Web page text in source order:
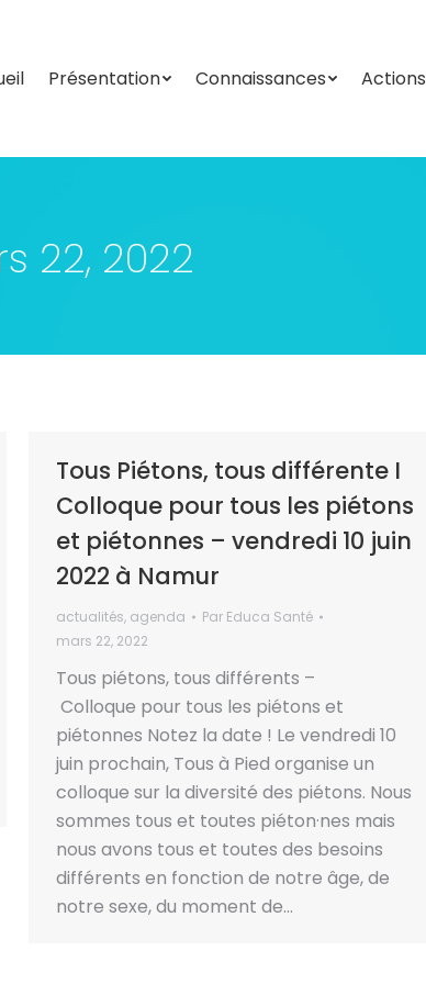
Présentation Connaissances Actions
22, 2022
Tous Piétons, tous différente I
Colloque pour tous les piétons
et piétonnes – vendredi 10 juin
2022 à Namur
actualités, agenda Par Educa Santé
mars 22, 2022
Tous piétons, tous différents –
Colloque pour tous les piétons et
piétonnes Notez la date ! Le vendredi 10
juin prochain, Tous à Pied organise un
colloque sur la diversité des piétons. Nous
sommes tous et toutes piéton·nes mais
nous avons tous et toutes des besoins
différents en fonction de notre âge, de
notre sexe, du moment de…